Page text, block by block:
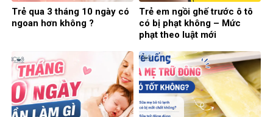
Trẻ qua 3 tháng 10 ngày có
ngoan hơn không ?
Trẻ em ngồi ghế trước ô tô
có bị phạt không – Mức
phạt theo luật mới